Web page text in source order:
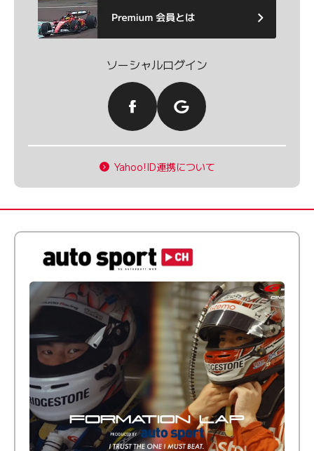
ソーシャルログイン
Yahoo!ID連携について
倒す相手を、信じてる。小林利徠斗 × 野村勇斗
【FORMATION LAP Produced by auto sport】
2026 Episode 2